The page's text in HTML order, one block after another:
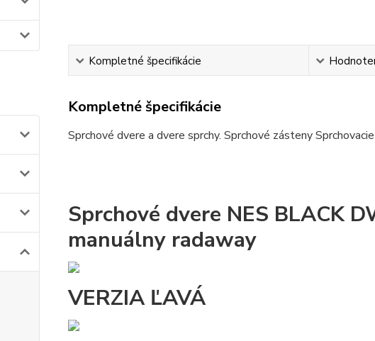
Kompletné špecifikácie
Kompletné špecifikácie
Sprchové dvere a dvere sprchy. Sprchové zásteny
Sprchové dvere NES BLACK
manuálny radaway
VERZIA ĽAVÁ